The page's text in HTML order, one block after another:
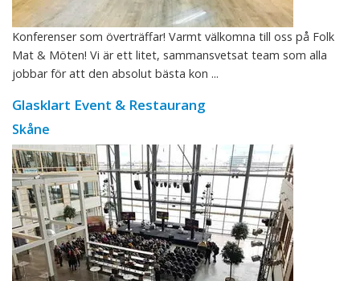
Konferenser som överträffar! Varmt välkomna till oss på Folk
Mat & Möten! Vi är ett litet, sammansvetsat team som alla
jobbar för att den absolut bästa kon ...
Glasklart Event & Restaurang
Skåne